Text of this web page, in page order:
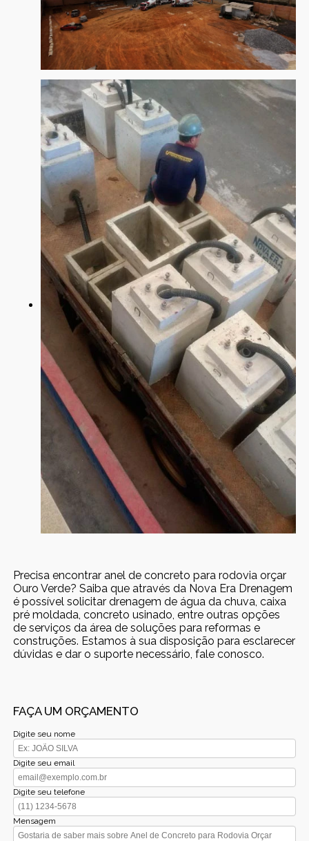
Precisa encontrar anel de concreto para rodovia orçar
Ouro Verde? Saiba que através da Nova Era Drenagem
é possível solicitar drenagem de água da chuva, caixa
pré moldada, concreto usinado, entre outras opções
de serviços da área de soluções para reformas e
construções. Estamos à sua disposição para esclarecer
dúvidas e dar o suporte necessário, fale conosco.
FAÇA UM ORÇAMENTO
Digite seu nome
Digite seu email
Digite seu telefone
Mensagem